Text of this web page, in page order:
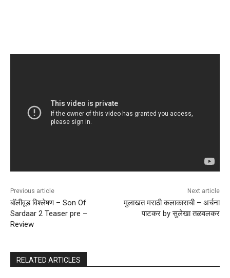
Previous article
बॉलीवूड विश्लेषण – Son Of
Sardaar 2 Teaser pre –
Review
Next article
मुलाखत मराठी कलाकाराची – अर्चना
पाटकर by सुलेखा तळवलकर
RELATED ARTICLES